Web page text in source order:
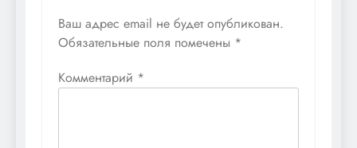
Ваш адрес email не будет опубликован.
Обязательные поля помечены *
Комментарий *